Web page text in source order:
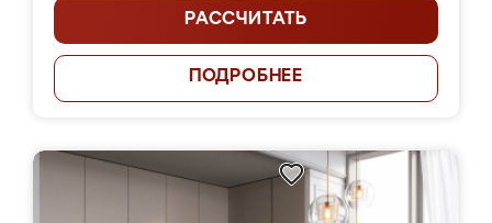
РАССЧИТАТЬ
ПОДРОБНЕЕ